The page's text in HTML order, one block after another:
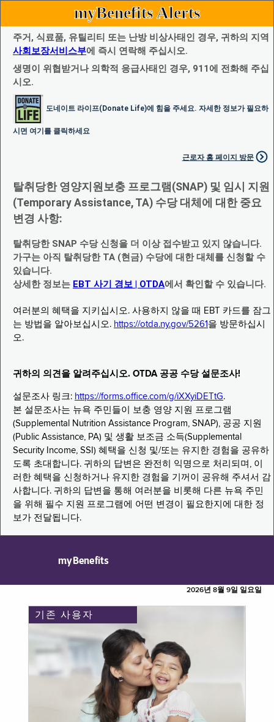
myBenefits Alerts
주거, 식료품, 유틸리티 또는 난방 비상사태인 경우, 귀하의 지역
사회보장서비스부에 즉시 연락해 주십시오.
생명이 위협받거나 의학적 응급사태인 경우, 911에 전화해 주십
시오.
도네이트 라이프(Donate Life)에 힘을 주세요. 자세한 정보가 필요하
시면 여기를 클릭하세요
근로자 홈 페이지 방문
탈취당한 영양지원보충 프로그램(SNAP) 및 임시 지원
(Temporary Assistance, TA) 수당 대체에 대한 중요
변경 사항:
탈취당한 SNAP 수당 신청을 더 이상 접수받고 있지 않습니다.
가구는 아직 탈취당한 TA (현금) 수당에 대한 대체를 신청할 수
있습니다.
상세한 정보는 EBT 사기 경보 | OTDA에서 확인할 수 있습니다.
여러분의 혜택을 지키십시오. 사용하지 않을 때 EBT 카드를 잠그
는 방법을 알아보십시오. https://otda.ny.gov/5261 을 방문하십시
오.
귀하의 의견을 알려주십시오. OTDA 공공 수당 설문조사!
설문조사 링크: https://forms.office.com/g/iXXyiDETtG.
본 설문조사는 뉴욕 주민들이 보충 영양 지원 프로그램
(Supplemental Nutrition Assistance Program, SNAP), 공공 지원
(Public Assistance, PA) 및 생활 보조금 소득(Supplemental
Security Income, SSI) 혜택을 신청 및/또는 유지한 경험을 공유하
도록 초대합니다. 귀하의 답변은 완전히 익명으로 처리되며, 이
러한 혜택을 신청하거나 유지한 경험을 기꺼이 공유해 주셔서 감
사합니다. 귀하의 답변을 통해 여러분을 비롯해 다른 뉴욕 주민
을 위해 필수 지원 프로그램에 어떤 변경이 필요한지에 대한 정
보가 전달됩니다.
myBenefits
2026년 8월 9일 일요일
기존 사용자